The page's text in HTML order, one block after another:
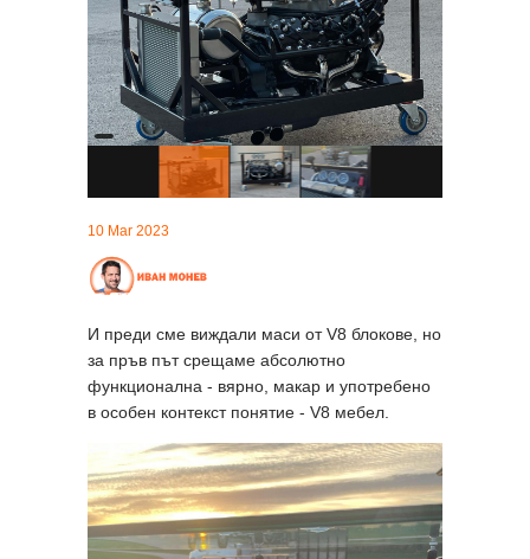
10 Mar 2023
И преди сме виждали маси от V8 блокове, но
за пръв път срещаме абсолютно
функционална - вярно, макар и употребено
в особен контекст понятие - V8 мебел.